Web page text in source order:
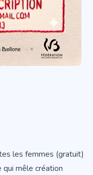
les femmes (gratuit)
qui mêle création